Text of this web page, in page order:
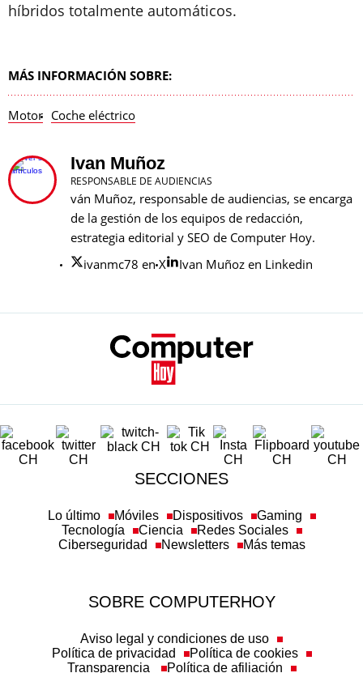
híbridos totalmente automáticos.
MÁS INFORMACIÓN SOBRE:
Motor Coche eléctrico
Ivan Muñoz
RESPONSABLE DE AUDIENCIAS
ván Muñoz, responsable de audiencias, se encarga
de la gestión de los equipos de redacción,
estrategia editorial y SEO de Computer Hoy.
ivanmc78 en X
Ivan Muñoz en Linkedin
SECCIONES
Móviles Dispositivos
Aviso legal y condiciones de uso
Misión y valores
Suscripción
Configuración de cookies